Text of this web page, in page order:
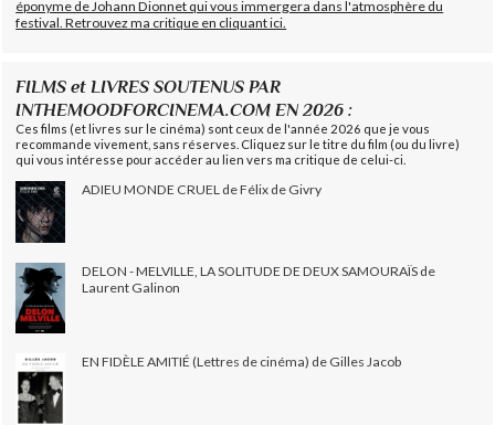
éponyme de Johann Dionnet qui vous immergera dans l'atmosphère du
festival. Retrouvez ma critique en cliquant ici.
FILMS et LIVRES SOUTENUS PAR
INTHEMOODFORCINEMA.COM EN 2026 :
Ces films (et livres sur le cinéma) sont ceux de l'année 2026 que je vous
recommande vivement, sans réserves. Cliquez sur le titre du film (ou du livre)
qui vous intéresse pour accéder au lien vers ma critique de celui-ci.
ADIEU MONDE CRUEL de Félix de Givry
DELON - MELVILLE, LA SOLITUDE DE DEUX SAMOURAÏS de
Laurent Galinon
EN FIDÈLE AMITIÉ (Lettres de cinéma) de Gilles Jacob